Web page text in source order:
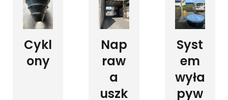
Cykl
ony
Nap
raw
a
uszk
Syst
em
wyła
pyw